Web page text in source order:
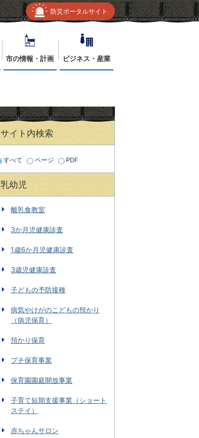
防災ポータルサイト
市の情報・計画 ビジネス・産業
サイト内検索
すべて ページ PDF
乳幼児
離乳食教室
3か月児健康診査
1歳6か月児健康診査
3歳児健康診査
子どもの予防接種
病気やけがのこどもの預かり
（病児保育）
預かり保育
プチ保育事業
保育園園庭開放事業
子育て短期支援事業（ショート
ステイ）
赤ちゃんサロン